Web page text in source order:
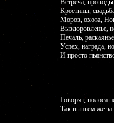
Встреча,
Крестины,
Мороз, охота,
Выздоровленье,
Печаль,
Успех, награда,
И просто
Говорят, полоса
Так выпьем же за